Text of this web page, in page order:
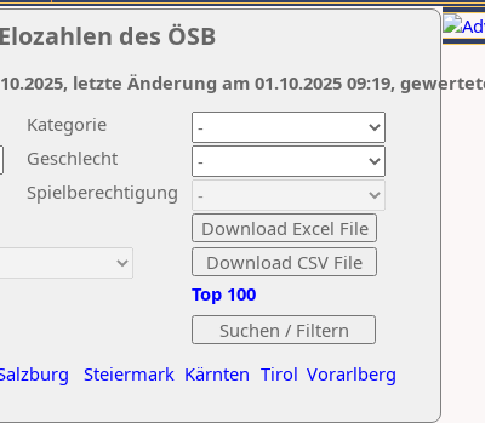
des ÖSB
Kategorie
Geschlecht
Spielberechtigung
Steiermark Kärnten Tirol Vorarlberg
Top 100
letzte Änderung am 01.10.2025 09:19,